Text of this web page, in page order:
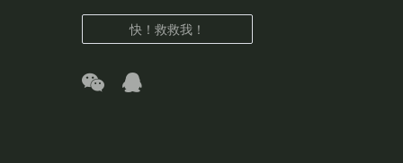
快！救救我！